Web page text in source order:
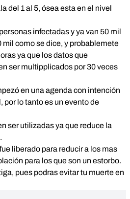
del 1 al 5, ósea esta en el nivel
infectadas y ya van 50 mil
mil como se dice, y probablemete
ya que los datos que
ser multipplicados por 30 veces
en una agenda con intención
por lo tanto es un evento de
ser utilizadas ya que reduce la
liberado para reducir a los mas
para los que son un estorbo.
pues podras evitar tu muerte en